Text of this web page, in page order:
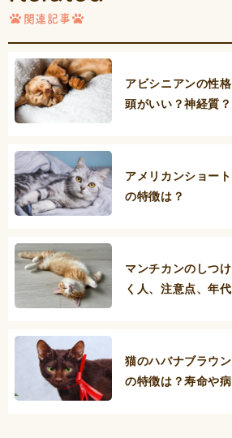
関連記事
アビシニアンの性
頭がいい？神経質？
アメリカンショー
の特徴は？
マンチカンのしつ
く人、注意点、年
猫のハバナブラウ
の特徴は？寿命や